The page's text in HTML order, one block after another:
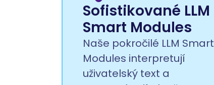
Sofistikované LLM
Smart Modules
Naše pokročilé LLM Smart
Modules interpretují
uživatelský text a